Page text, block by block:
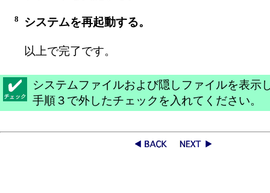
8 システムを再起動する。
以上で完了です。
システムファイルおよび隠しファイルを表示
手順３で外したチェックを入れてください。